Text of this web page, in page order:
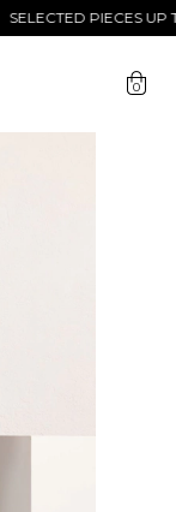
SELECTED PIECES UP
0